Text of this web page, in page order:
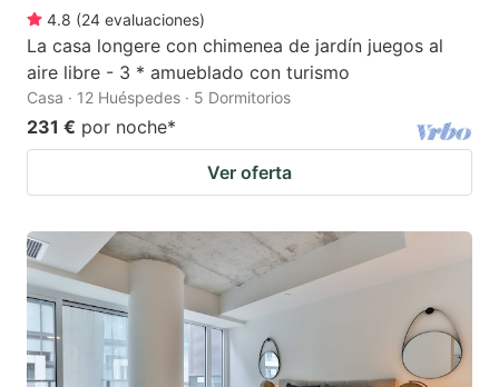
4.8 (24 evaluaciones)
La casa longere con chimenea de jardín juegos al
aire libre - 3 * amueblado con turismo
Casa · 12 Huéspedes · 5 Dormitorios
231 € por noche*
Ver oferta